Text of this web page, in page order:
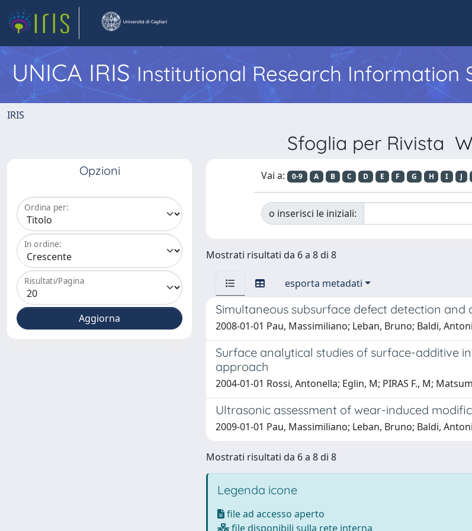
UNICA IRISInstitutional Research Information
IRIS
Sfoglia per Rivista
Opzioni
Ordina per:
In ordine:
Risultati/Pagina
Vai a: 0-9 A B C D E F G H I J
o inserisci le iniziali:
Mostrati risultati da 6 a 8 di 8
esporta metadati
Simultaneous subsurface defect detection
2008-01-01 Pau, Massimiliano; Leban, Bruno; Baldi,
Surface analytical studies of surface-additive
approach
2004-01-01 Rossi, Antonella; Eglin, M; PIRAS F., M;
Ultrasonic assessment of wear-induced
2009-01-01 Pau, Massimiliano; Leban, Bruno; Baldi,
Mostrati risultati da 6 a 8 di 8
Legenda icone
file ad accesso aperto
file disponibili sulla rete interna